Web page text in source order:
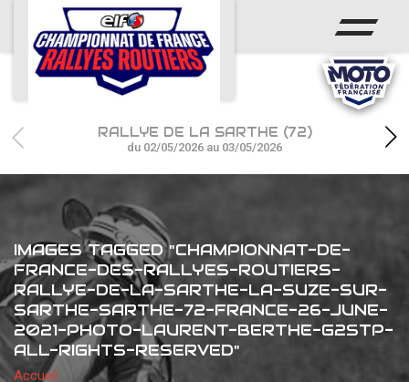
ACCUEIL
ACTUS
CALENDRIER
CHAMPIONNAT
RÉSULTATS
PHOTOS / WEB TV
PARTENAIRES
RALLYE DE LA SARTHE (72)
du 02/05/2026 au 03/05/2026
IMAGES TAGGED "CHAMPIONNAT-DE-
FRANCE-DES-RALLYES-ROUTIERS-
RALLYE-DE-LA-SARTHE-LA-SUZE-SUR-
SARTHE-SARTHE-72-FRANCE-26-JUNE-
2021-PHOTO-LAURENT-BERTHE-G2STP-
ALL-RIGHTS-RESERVED"
Accueil